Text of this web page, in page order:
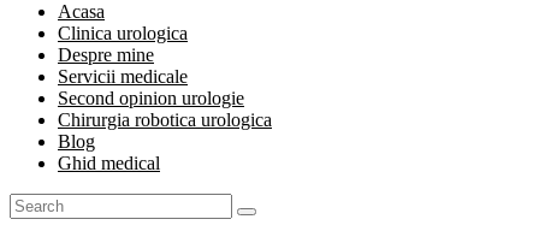
Acasa
Clinica urologica
Despre mine
Servicii medicale
Second opinion urologie
Chirurgia robotica urologica
Blog
Ghid medical